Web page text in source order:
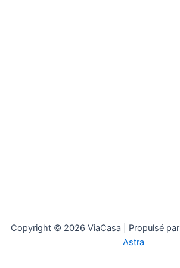
Copyright © 2026 ViaCasa | Propulsé par
Astra